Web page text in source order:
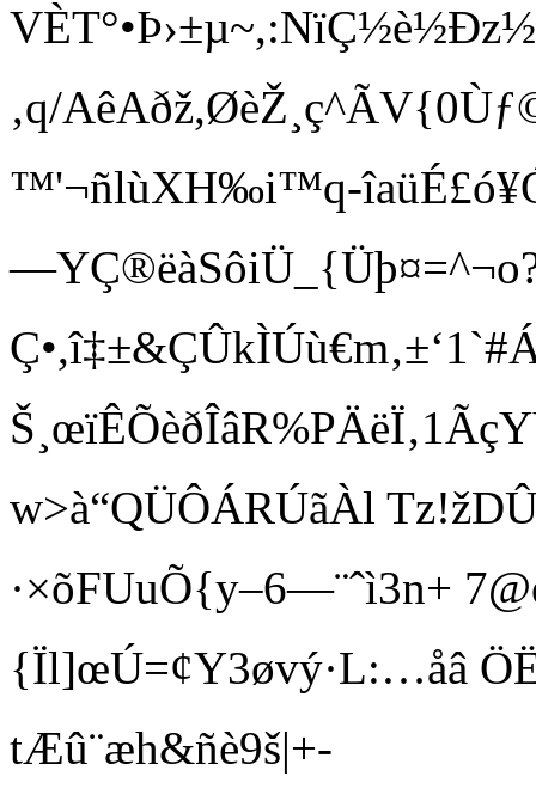
‚q/
™'¬ñlùXH‰i™q-
Š¸œïÊÕèðÎâR%PÄëÏ‚1
w>à“QÜÔÁRÚãÀl
·×õFUuÕ{y–6—¨ˆ ì3n+ 7
{Ïl]œÚ=¢Y3øvý·L:…åâ
tÆû¨æh&ñè9š|+­